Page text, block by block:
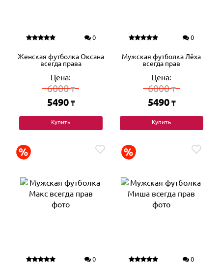
0
Женская футболка Оксана
всегда права
Цена:
6000₸
5490 ₸
Купить
0
Мужская футболка Лёха
всегда прав
Цена:
6000₸
5490 ₸
Купить
0 0